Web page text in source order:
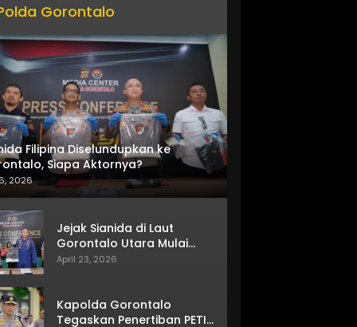
Gorontalo
Filipina Diselundupkan ke
Siapa Aktornya?
2026
Jejak Sianida di Laut
Gorontalo Utara Mulai
Terkuak
April 23, 2026
Kapolda Gorontalo
Tegaskan Penertiban PETI